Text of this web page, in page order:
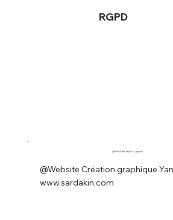
@Patrick Berjot photographie
@Website Création graphique
www.sardakin.com
RGPD